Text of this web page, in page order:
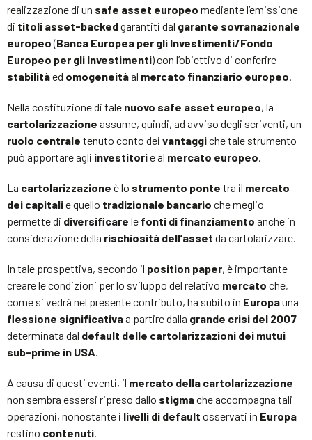
realizzazione di un safe asset europeo mediante l’emissione
di titoli asset-backedgarantiti dal garante sovranazionale
europeo(Banca Europea per gli Investimenti/Fondo
Europeo per gli Investimenti) con l’obiettivo di conferire
stabilitàed omogeneitàal mercato finanziario europeo.
Nella costituzione di tale nuovo safe asset europeo, la
cartolarizzazione assume, quindi, ad avviso degli scriventi, un
ruolo centrale tenuto conto dei vantaggiche tale strumento
può apportare agli investitorie al mercato europeo.
La cartolarizzazione è lo strumento ponte tra il mercato
dei capitalie quello tradizionale bancario che meglio
permette di diversificare le fonti di finanziamento anche in
considerazione della rischiosità dell’asset da cartolarizzare.
In tale prospettiva, secondo il position paper, è importante
creare le condizioni per lo sviluppo del relativo mercato che,
come si vedrà nel presente contributo, ha subito in Europauna
flessione significativaa partire dalla grande crisi del 2007
determinata dal default delle cartolarizzazioni dei mutui
sub-prime in USA.
A causa di questi eventi, il mercato della cartolarizzazione
non sembra essersi ripreso dallo stigmache accompagna tali
operazioni, nonostante i livelli di default osservati in Europa
restino contenuti.